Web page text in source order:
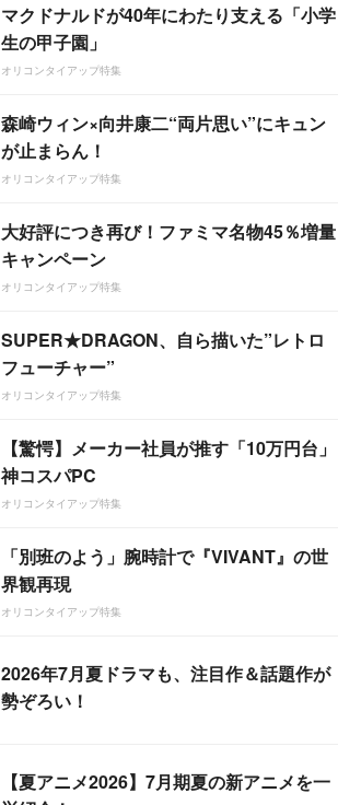
マクドナルドが40年にわたり支える「小学
生の甲子園」
オリコンタイアップ特集
森崎ウィン×向井康二“両片思い”にキュン
が止まらん！
オリコンタイアップ特集
大好評につき再び！ファミマ名物45％増量
キャンペーン
オリコンタイアップ特集
SUPER★DRAGON、自ら描いた”レトロ
フューチャー”
オリコンタイアップ特集
【驚愕】メーカー社員が推す「10万円台」
神コスパPC
オリコンタイアップ特集
「別班のよう」腕時計で『VIVANT』の世
界観再現
オリコンタイアップ特集
2026年7月夏ドラマも、注目作＆話題作が
勢ぞろい！
【夏アニメ2026】7月期夏の新アニメを一